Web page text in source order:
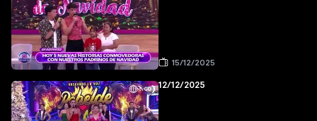
15/12/2025
12/12/2025